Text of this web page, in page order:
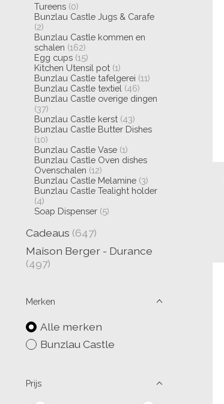
Tureens (0)
Bunzlau Castle Jugs & Carafe
(2)
Bunzlau Castle kommen en
schalen (162)
Egg cups (15)
Kitchen Utensil pot (1)
Bunzlau Castle tafelgerei (11)
Bunzlau Castle textiel (46)
Bunzlau Castle overige dingen
(37)
Bunzlau Castle kerst (43)
Bunzlau Castle Butter Dishes
(10)
Bunzlau Castle Vase (1)
Bunzlau Castle Oven dishes
Ovenschalen (12)
Bunzlau Castle Melamine (3)
Bunzlau Castle Tealight holder
(4)
Soap Dispenser (5)
Cadeaus (647)
Maison Berger - Durance
(497)
Merken
Alle merken
Bunzlau Castle
Prijs